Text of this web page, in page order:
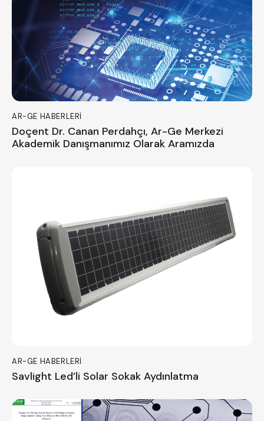
AR-GE HABERLERI
Doçent Dr. Canan Perdahçı, Ar-Ge Merkezi
Akademik Danışmanımız Olarak Aramızda
AR-GE HABERLERI
Savlight Led’li Solar Sokak Aydınlatma